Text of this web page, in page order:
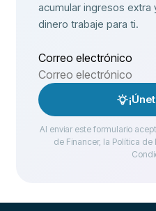
acumular ingresos extra
dinero trabaje para ti.
Correo electrónico
Al enviar este formulario
de Financer, la Política de